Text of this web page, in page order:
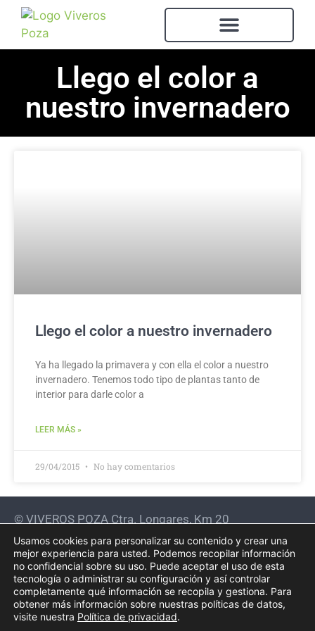
Llego el color a
nuestro invernadero
Llego el color a nuestro invernadero
Ya ha llegado la primavera y con ella el color a nuestro
invernadero. Tenemos todo tipo de plantas tanto de
interior para darle color a
LEER MÁS »
29/04/2015 No hay comentarios
© VIVEROS POZA Ctra. Longares, Km 20
(Invernaderos) 50280 Calatorao (Zaragoza)
Tfno. 976 607744 – 639 485862
Usamos cookies para personalizar su contenido y crear una
mejor experiencia para usted. Podemos recopilar información
no confidencial sobre su uso. Puede aceptar el uso de esta
tecnología o administrar su configuración y así controlar
completamente qué información se recopila y gestiona. Para
obtener más información sobre nuestras políticas de datos,
visite nuestra Política de privacidad.